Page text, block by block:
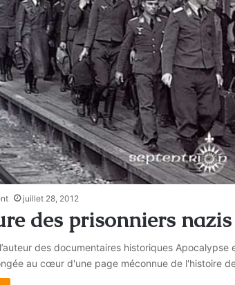
juillet 28, 2012
des prisonniers
des documentaires historiques
au cœur d'une page méconnue de l'histoire